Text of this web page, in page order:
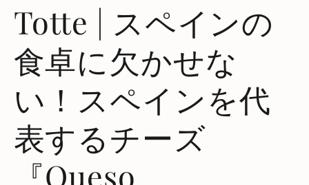
Totte | スペインの
食卓に欠かせな
い！スペインを代
表するチーズ
『Queso